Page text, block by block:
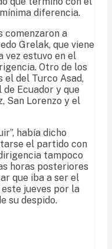
diferencia.
comenzaron a
Grelak, que viene
vez estuvo en el
Otro de los
el del Turco Asad,
Ecuador y que
San Lorenzo y el
había dicho
el partido con
tampoco
horas posteriores
que iba a ser el
este jueves por la
su despido.